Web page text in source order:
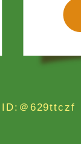
ID:＠629ttczf